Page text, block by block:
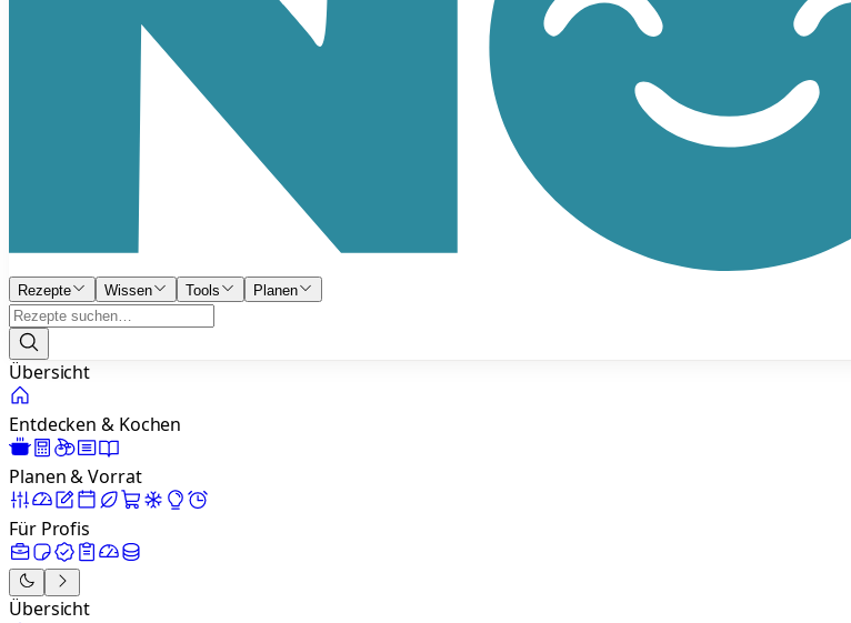
Rezepte Wissen Tools Planen
Übersicht
Entdecken & Kochen
Planen & Vorrat
Für Profis
Übersicht